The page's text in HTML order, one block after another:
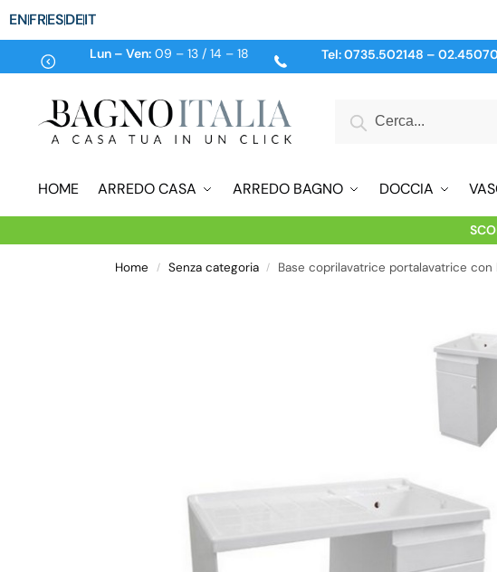
ENFRESDEIT
Lun – Ven:09 – 13 / 14 – 18 Tel:0735.502148 –
HOME ARREDO CASA ARREDO BAGNO DOCCIA
Home / Senza categoria / Base coprilavatrice portalavatrice con